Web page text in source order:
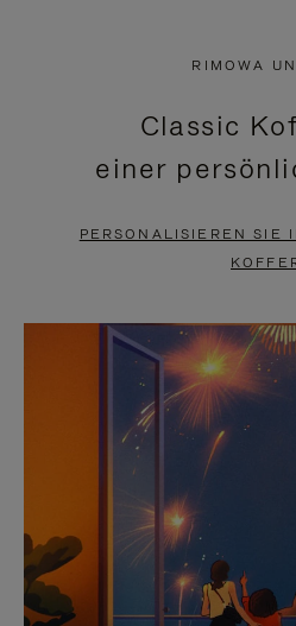
PAUSIERT,
BITTE
DRÜCKEN
ANZUHALTEN
KLICKEN
SIE
ZUM
RIMOWA
Classic
einer
PERSONALISIEREN SIE